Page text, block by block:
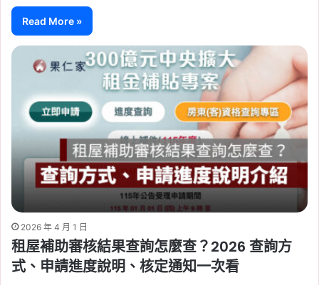
Read More »
2026 年 4 月 1 日
租屋補助審核結果查詢怎麼查？2026 查詢方
式、申請進度說明、核定通知一次看